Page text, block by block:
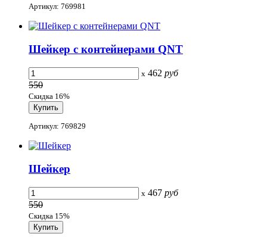
Артикул: 769981
Шейкер с контейнерами QNT
x 462 руб
550
Скидка 16%
Артикул: 769829
Шейкер
x 467 руб
550
Скидка 15%